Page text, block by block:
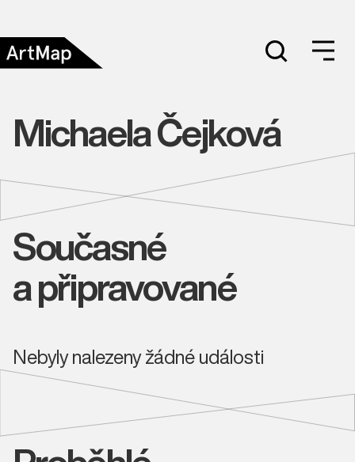
Michaela Čejková
Současné
a připravované
Nebyly nalezeny žádné události